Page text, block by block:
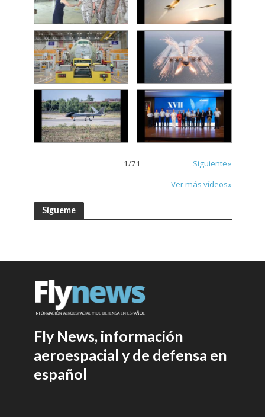
1/71
Siguiente»
Ver más vídeos»
Sígueme
Fly News, información
aeroespacial y de defensa en
español